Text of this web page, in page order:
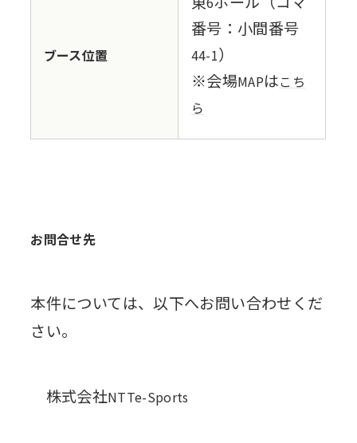
ブース位置
番号：小間番号
44-1）
※会場MAPはこち
ら
お問合せ先
本件については、以下へお問い合わせくだ
さい。
株式会社NTTe-Sports